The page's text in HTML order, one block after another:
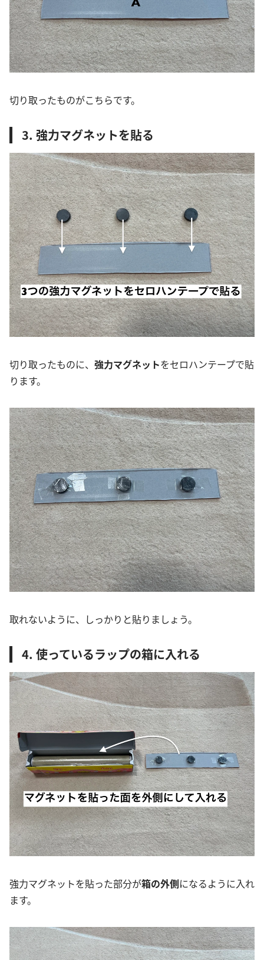
切り取ったものがこちらです。
3. 強力マグネットを貼る
切り取ったものに、 強力マグネットをセロハンテープで貼
ります。
取れないように、しっかりと貼りましょう。
4. 使っているラップの箱に入れる
強力マグネットを貼った部分が箱の外側になるように入れ
ます。